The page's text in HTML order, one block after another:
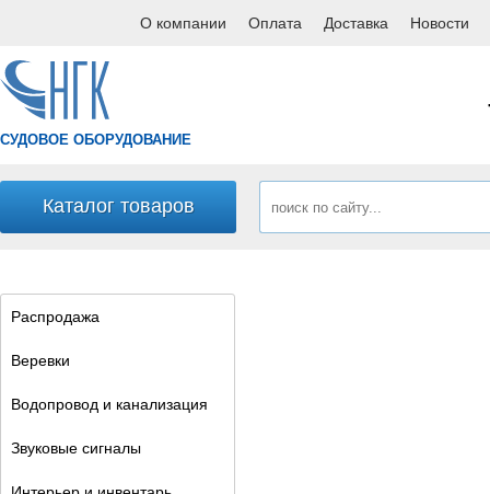
О компании Оплата Доставка Новости
СУДОВОЕ ОБОРУДОВАНИЕ
Каталог товаров
Распродажа
Веревки
Водопровод и канализация
Звуковые сигналы